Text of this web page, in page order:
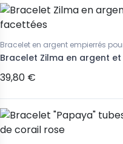
Bracelet en argent empierrés
Bracelet Zilma en argent
39,80 €